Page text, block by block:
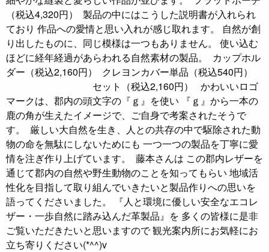
（税込4,320円）
製品の中にはこうした説明書が入れられ
ており 作品への愛情と思い入れが感じ取れます。 自然が創
り出したものに、同じ模様は一つもありません。 使い込む
ほどに経年経過があらわれる自然素材の製品。
カップホル
ダー（税込2,160円）
クレヨンカバー単品（税込540円）
セット（税込2,160円）
かわいいロゴ
マークは、郡内の頭文字の『ｇ』を使い 『ｇ』から一本の
鹿の角が生えたイメージで、ご自身で考案されたそうで
す。
厳しい大自然を生き、人との共存の中で駆除された動
物の命を無駄にしないためにも 一つ一つの製品を丁寧に愛
情を注ぎ作り上げています。
藤本さんは この郡内レザーを
通じて郡内の自然や野生動物のことを知ってもらい 地域活
性化を目指して取り組んでいきたいと製品作りへの思いを
語ってくださいました。 『人と環境に優しい安全なエコレ
ザー・一歩自然に踏み込んだ革製品』を 多くの皆様に是非
ご覧いただきたいと思いますので 観光案内所にお気軽にお
立ち寄りください(*^^)v